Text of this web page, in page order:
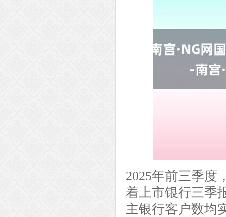
2025年前三季度
着上市银行三季
主银行客户数均